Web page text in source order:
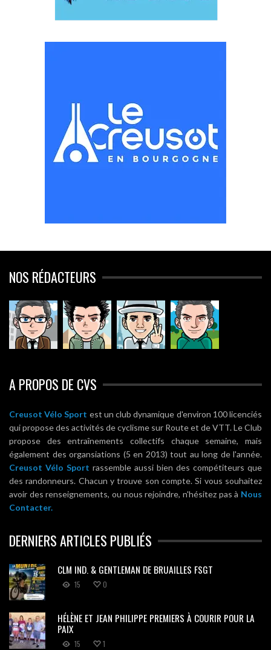
NOS RÉDACTEURS
A PROPOS DE CVS
Creusot Vélo Sport est un club dynamique d'environ 100 licenciés
qui propose des activités de cyclisme sur Route et de VTT. Le Club
propose des entraînements collectifs chaque semaine, mais
également des organsiations (5 en 2013) tout au long de l'année.
Creusot Vélo Sport rassemble aussi bien des compétiteurs que
des randonneurs. Chacun y trouve son compte. Si vous souhaitez
avoir des renseignements, ou nous rejoindre, n'hésitez pas à Nous
Contacter.
DERNIERS ARTICLES PUBLIÉS
CLM IND. & GENTLEMAN DE BRUAILLES FSGT
15 0
HÉLÈNE ET JEAN PHILIPPE PREMIERS À COURIR POUR LA
PAIX
15 1